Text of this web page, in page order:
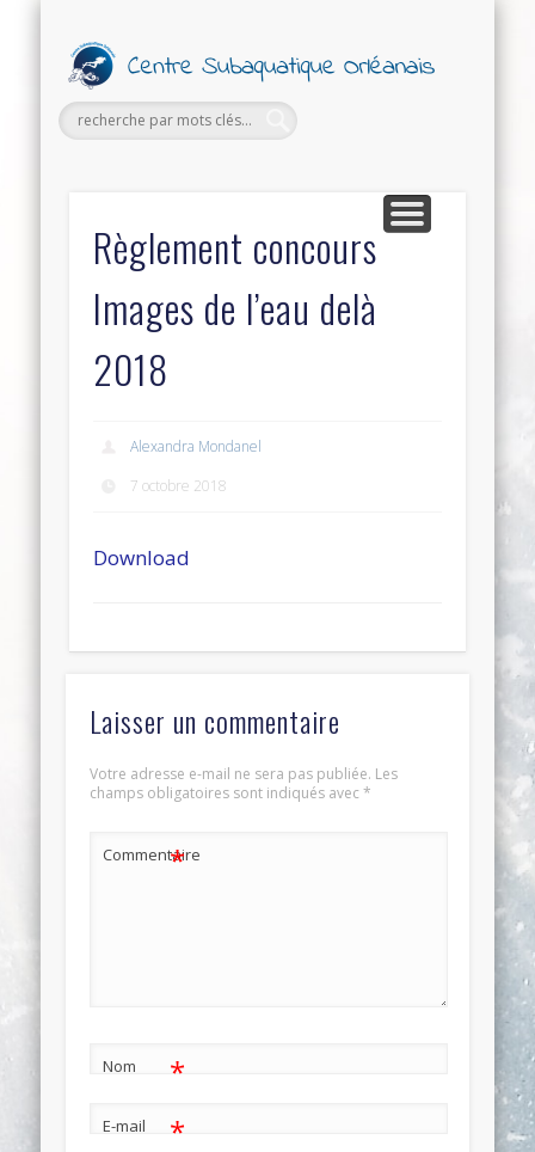
Règlement concours
Images de l’eau delà
2018
Alexandra Mondanel
7 octobre 2018
Download
Laisser un commentaire
Votre adresse e-mail ne sera pas publiée. Les
champs obligatoires sont indiqués avec*
Commentaire
*
Nom *
E-mail *